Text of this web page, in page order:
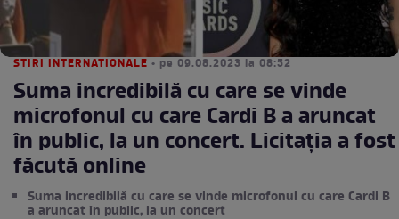
STIRI INTERNATIONALE • pe 09.08.2023 la 08:52
Suma incredibilă cu care se vinde
microfonul cu care Cardi B a aruncat
în public, la un concert. Licitația a fost
făcută online
Suma incredibilă cu care se vinde microfonul cu care Cardi B
a aruncat în public, la un concert